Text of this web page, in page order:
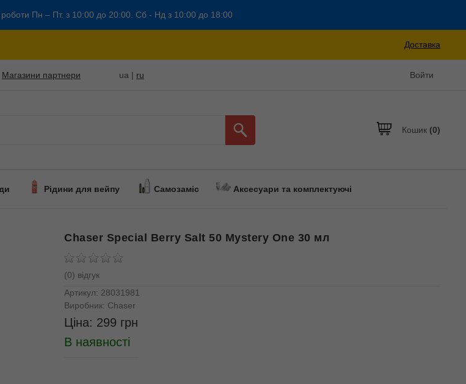
Пн – Пт. з 10:00 до 20:00. Сб - Нд з 10:00 до 18:00
Доставка
Магазини партнери ua | ru Войти
Кошик (0)
Рідини для вейпу Самозаміс Аксесуари та комплектуючі
Chaser Special Berry Salt 50 Mystery One 30 мл
(0) відгук
Артикул: 28031981
Виробник: Chaser
Ціна: 299 грн
В наявності